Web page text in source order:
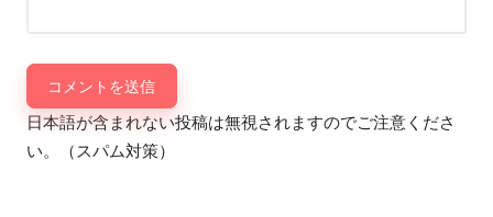
日本語が含まれない投稿は無視されますのでご注意くださ
い。（スパム対策）